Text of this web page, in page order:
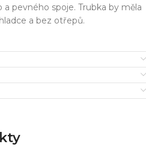
pevného spoje. Trubka by měla
a bez otřepů.